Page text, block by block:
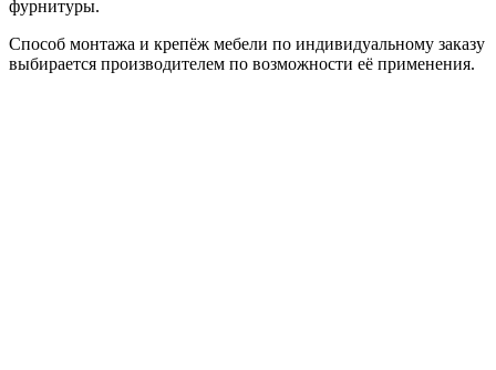
фурнитуры.
Способ монтажа и крепёж мебели по индивидуальному заказу
выбирается производителем по возможности её применения.